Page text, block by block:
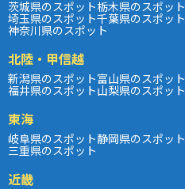
茨城県のスポット栃木県のスポット
埼玉県のスポット千葉県のスポット
神奈川県のスポット
北陸・甲信越
新潟県のスポット富山県のスポット
福井県のスポット山梨県のスポット
東海
岐阜県のスポット静岡県のスポット
三重県のスポット
近畿